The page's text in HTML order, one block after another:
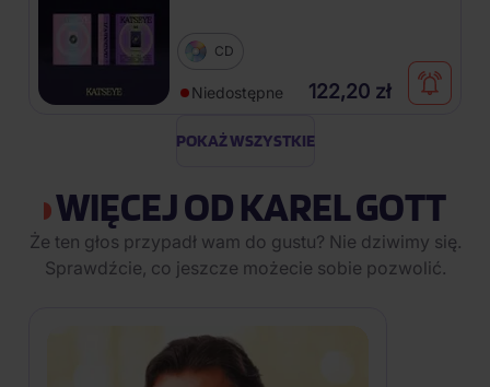
CD
Niedostępne 122,20 zł
POKAŻ WSZYSTKIE
WIĘCEJ OD KAREL GOTT
Że ten głos przypadł wam do gustu? Nie dziwimy się.
Sprawdźcie, co jeszcze możecie sobie pozwolić.